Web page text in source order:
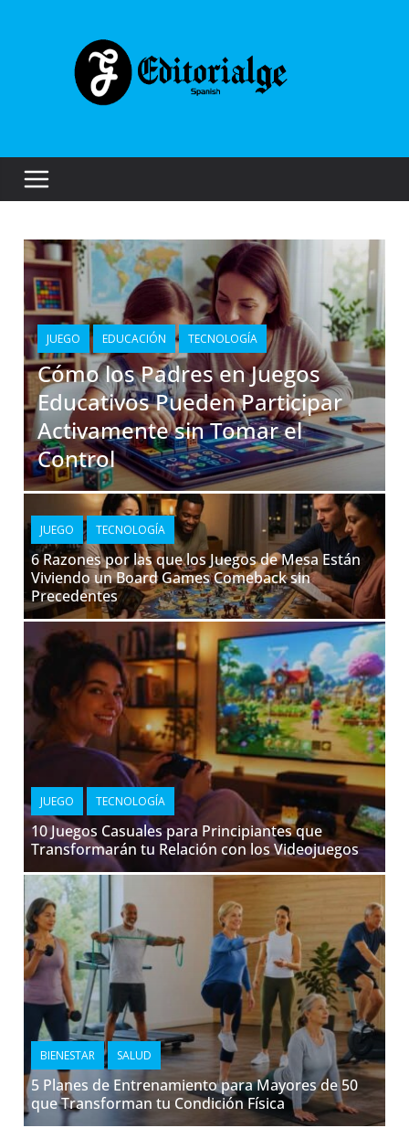
JUEGO EDUCACIÓN TECNOLOGÍA
Cómo los Padres en Juegos
Educativos Pueden Participar
Activamente sin Tomar el
Control
JUEGO TECNOLOGÍA
6 Razones por las que los Juegos de Mesa Están
Viviendo un Board Games Comeback sin
Precedentes
JUEGO TECNOLOGÍA
10 Juegos Casuales para Principiantes que
Transformarán tu Relación con los Videojuegos
BIENESTAR SALUD
5 Planes de Entrenamiento para Mayores de 50
que Transforman tu Condición Física